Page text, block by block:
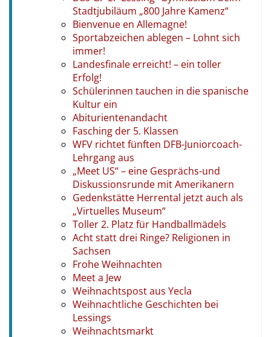
Stadtjubiläum „800 Jahre Kamenz“
Bienvenue en Allemagne!
Sportabzeichen ablegen – Lohnt sich
immer!
Landesfinale erreicht! – ein toller
Erfolg!
Schülerinnen tauchen in die spanische
Kultur ein
Abiturientenandacht
Fasching der 5. Klassen
WFV richtet fünften DFB-Juniorcoach-
Lehrgang aus
„Meet US“ – eine Gesprächs-und
Diskussionsrunde mit Amerikanern
Gedenkstätte Herrental jetzt auch als
„Virtuelles Museum“
Toller 2. Platz für Handballmädels
Acht statt drei Ringe? Religionen in
Sachsen
Frohe Weihnachten
Meet a Jew
Weihnachtspost aus Yecla
Weihnachtliche Geschichten bei
Lessings
Weihnachtsmarkt